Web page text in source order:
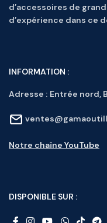
d’accessoires de
d’expérience dans ce
INFORMATION :
Adresse : Entrée nord,
Notre chaîne YouTube
DISPONIBLE SUR :